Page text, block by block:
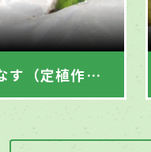
02.大阪の冬。父子で取り組む泉州水なす（定植作業）